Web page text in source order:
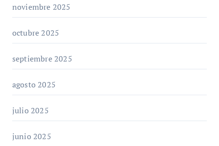
noviembre 2025
octubre 2025
septiembre 2025
agosto 2025
julio 2025
junio 2025